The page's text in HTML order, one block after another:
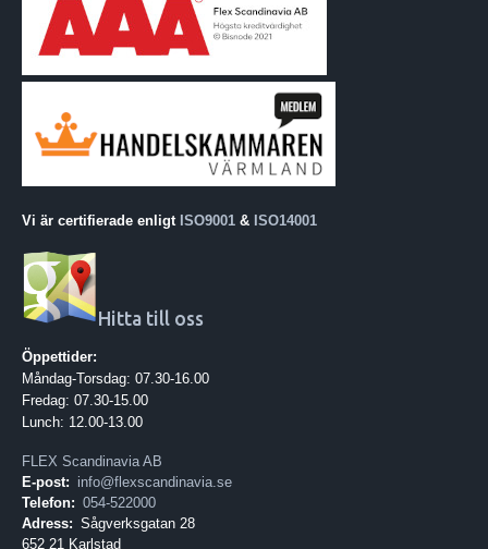
Vi är certifierade enligt ISO9001 & ISO14001
Hitta till oss
Öppettider:
Måndag-Torsdag: 07.30-16.00
Fredag: 07.30-15.00
Lunch: 12.00-13.00
FLEX Scandinavia AB
E-post: info@flexscandinavia.se
Telefon: 054-522000
Adress: Sågverksgatan 28
652 21 Karlstad